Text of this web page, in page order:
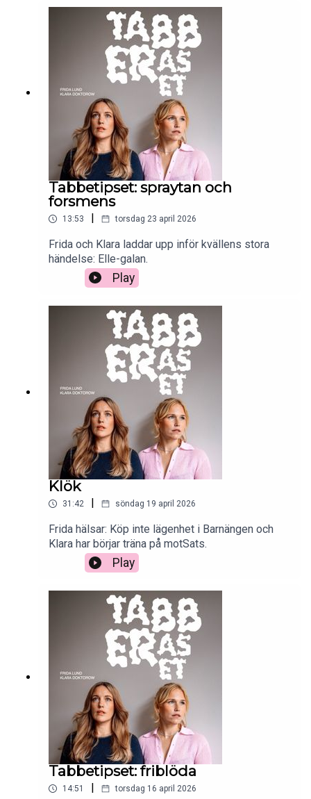
Tabbetipset: spraytan och
forsmens
13:53 torsdag 23 april 2026
Frida och Klara laddar upp inför kvällens stora
händelse: Elle-galan.
Play
Klök
31:42 söndag 19 april 2026
Frida hälsar: Köp inte lägenhet i Barnängen och
Klara har börjar träna på motSats.
Play
Tabbetipset: friblöda
14:51 torsdag 16 april 2026